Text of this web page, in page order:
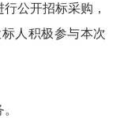
公开招标采购，
人积极参与本次